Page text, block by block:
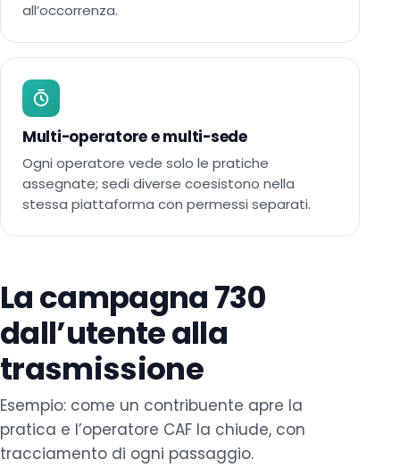
all’occorrenza.
Multi-operatore e multi-sede
Ogni operatore vede solo le pratiche
assegnate; sedi diverse coesistono nella
stessa piattaforma con permessi separati.
La campagna 730
dall’utente alla
trasmissione
Esempio: come un contribuente apre la
pratica e l’operatore CAF la chiude, con
tracciamento di ogni passaggio.